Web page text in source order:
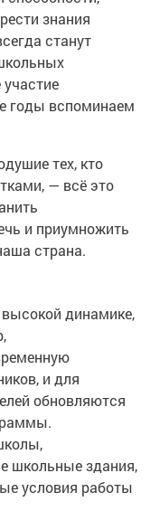
станут
годы вспоминаем
— всё это
и приумножить
страна.
и для
обновляются
здания,
условия работы